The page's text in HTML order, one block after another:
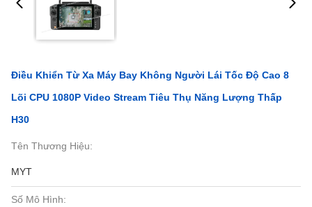
Điều Khiển Từ Xa Máy Bay Không Người Lái Tốc Độ Cao 8
Lõi CPU 1080P Video Stream Tiêu Thụ Năng Lượng Thấp
H30
Tên Thương Hiệu:
MYT
Số Mô Hình: